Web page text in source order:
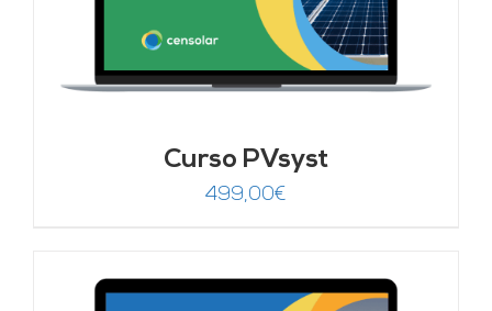
Curso PVsyst
499,00€